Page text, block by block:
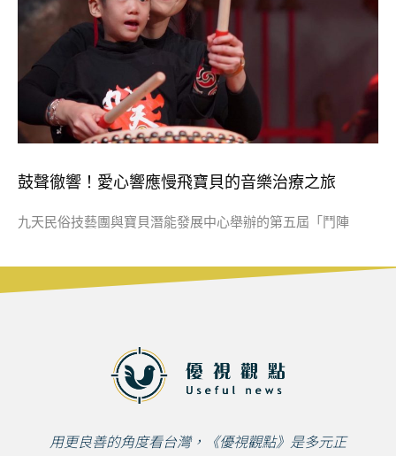
鼓聲徹響！愛心響應慢飛寶貝的音樂治療之旅
九天民俗技藝團與寶貝潛能發展中心舉辦的第五屆「鬥陣
用更良善的角度看台灣，《優視觀點》是多元正